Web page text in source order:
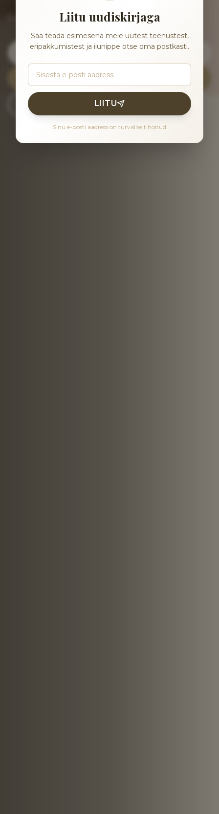
Esteetilised ilusüstid ja nahahooldus
TÄITESÜSTID
BRONEERI AEG
TASUTA KONSULTATSIOON
Liitu uudiskirjaga
Saa teada esimesena meie uutest teenustest,
eripakkumistest ja ilunippe otse oma postkasti.
LIITU
Sinu e-posti aadress on turvaliselt hoitud